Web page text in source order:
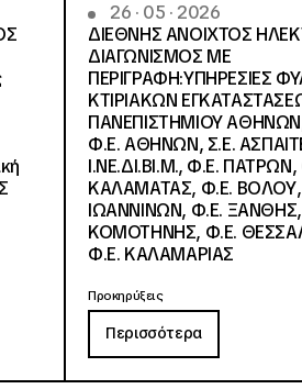
26 · 05 · 2026
ΔΙΕΘΝΗΣ ΑΝΟΙΧΤΟΣ
ΔΙΑΓΩΝΙΣΜΟΣ ΜΕ
ΠΕΡΙΓΡΑΦΗ:ΥΠΗΡΕΣΙΕΣ
ΚΤΙΡΙΑΚΩΝ
ΠΑΝΕΠΙΣΤΗΜΙΟΥ
Φ.Ε. ΑΘΗΝΩΝ, Σ.Ε.
Ι.ΝΕ.ΔΙ.ΒΙ.Μ., Φ.Ε.
ΚΑΛΑΜΑΤΑΣ, Φ.Ε.
ΙΩΑΝΝΙΝΩΝ, Φ.Ε.
ΚΟΜΟΤΗΝΗΣ, Φ.Ε.
Φ.Ε. ΚΑΛΑΜΑΡΙΑΣ
Προκηρύξεις
Περισσότερα